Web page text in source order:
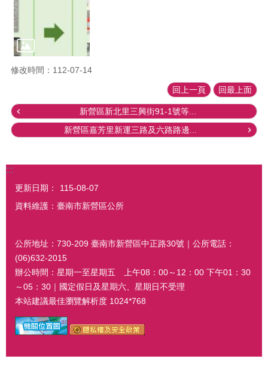
修改時間：112-07-14
回上一頁 回最上面
新營區新北里三興街91-1號等...
新營區嘉芳里新運三路及六路路邊...
:::
更新日期：
115-08-07
資料維護：臺南市新營區公所
公所地址：730-209 臺南市新營區中正路30號｜公所電話：
(06)632-2015
辦公時間：星期一至星期五 上午08：00～12：00 下午01：30
～05：30｜國定假日及星期六、星期日不受理
本站建議最佳瀏覽解析度 1024*768